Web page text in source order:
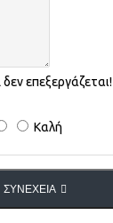
επεξεργάζεται!
Καλή
ΣΥΝΈΧΕΙΑ